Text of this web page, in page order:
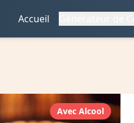
Accueil
Avec Alcool